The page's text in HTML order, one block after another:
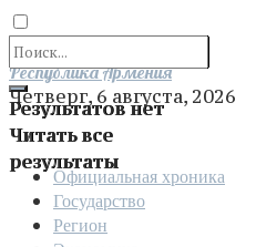
Результатов нет
Читать все
результаты
Отправить
Республика Армения
Четверг, 6 августа, 2026
Официальная хроника
Государство
Регион